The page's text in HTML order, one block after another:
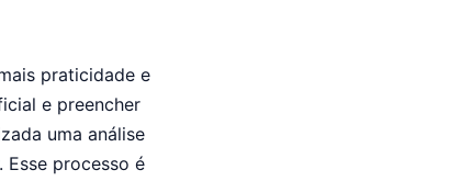
praticidade e
e preencher
uma análise
processo é